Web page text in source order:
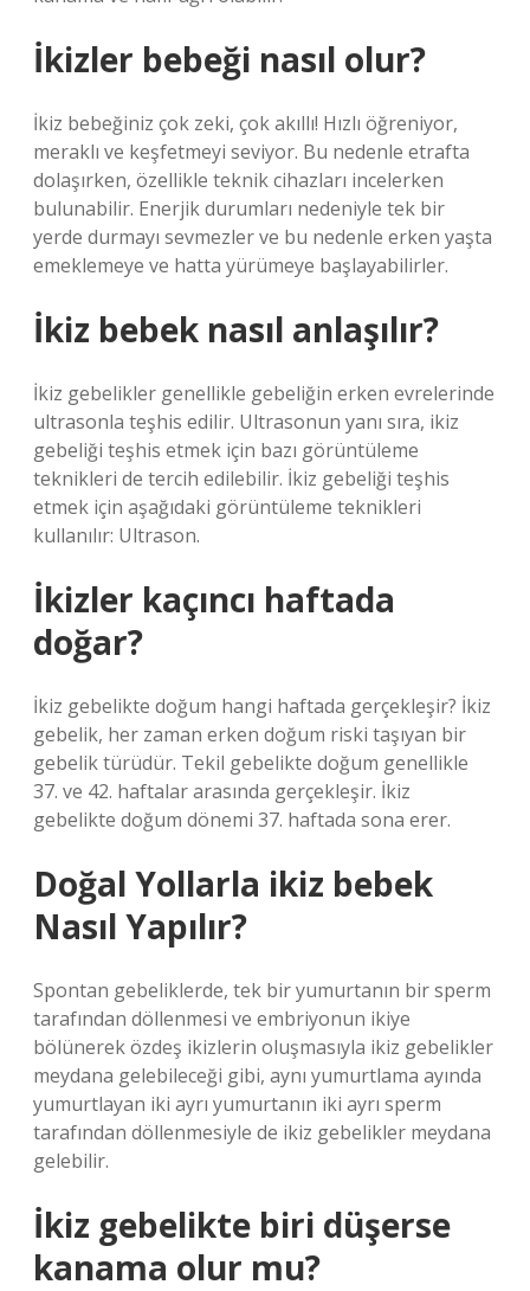
İkizler bebeği nasıl olur?
İkiz bebeğiniz çok zeki, çok akıllı! Hızlı öğreniyor,
meraklı ve keşfetmeyi seviyor. Bu nedenle etrafta
dolaşırken, özellikle teknik cihazları incelerken
bulunabilir. Enerjik durumları nedeniyle tek bir
yerde durmayı sevmezler ve bu nedenle erken yaşta
emeklemeye ve hatta yürümeye başlayabilirler.
İkiz bebek nasıl anlaşılır?
İkiz gebelikler genellikle gebeliğin erken evrelerinde
ultrasonla teşhis edilir. Ultrasonun yanı sıra, ikiz
gebeliği teşhis etmek için bazı görüntüleme
teknikleri de tercih edilebilir. İkiz gebeliği teşhis
etmek için aşağıdaki görüntüleme teknikleri
kullanılır: Ultrason.
İkizler kaçıncı haftada
doğar?
İkiz gebelikte doğum hangi haftada gerçekleşir? İkiz
gebelik, her zaman erken doğum riski taşıyan bir
gebelik türüdür. Tekil gebelikte doğum genellikle
37. ve 42. haftalar arasında gerçekleşir. İkiz
gebelikte doğum dönemi 37. haftada sona erer.
Doğal Yollarla ikiz bebek
Nasıl Yapılır?
Spontan gebeliklerde, tek bir yumurtanın bir sperm
tarafından döllenmesi ve embriyonun ikiye
bölünerek özdeş ikizlerin oluşmasıyla ikiz gebelikler
meydana gelebileceği gibi, aynı yumurtlama ayında
yumurtlayan iki ayrı yumurtanın iki ayrı sperm
tarafından döllenmesiyle de ikiz gebelikler meydana
gelebilir.
İkiz gebelikte biri düşerse
kanama olur mu?